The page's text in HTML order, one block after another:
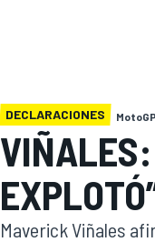
DECLARACIONES MotoGP
VIÑALES:
Maverick Viñales